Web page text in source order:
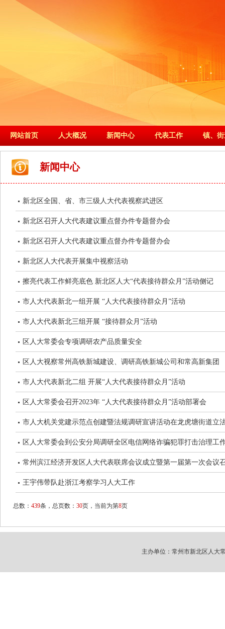
网站首页 人大概况 新闻中心 代表工作 镇、
新闻中心
新北区全国、省、市三级人大代表视察武进区
新北区召开人大代表建议重点督办件专题督办会
新北区召开人大代表建议重点督办件专题督办会
新北区人大代表开展集中视察活动
擦亮代表工作鲜亮底色 新北区人大“代表接待群众月”活动侧记
市人大代表新北一组开展 “人大代表接待群众月”活动
市人大代表新北三组开展 “接待群众月”活动
区人大常委会专项调研农产品质量安全
区人大视察常州高铁新城建设、调研高铁新城公司和常高新集团
市人大代表新北二组 开展“人大代表接待群众月”活动
区人大常委会召开2023年 “人大代表接待群众月”活动部署会
市人大机关党建示范点创建暨法规调研宣讲活动在龙虎塘街道立
区人大常委会到公安分局调研全区电信网络诈骗犯罪打击治理工
常州滨江经济开发区人大代表联席会议成立暨第一届第一次会议
王宇伟带队赴浙江考察学习人大工作
总数： 439条，总页数： 30页，当前为第8页
主办单位：常州市新北区人大